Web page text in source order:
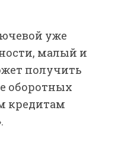
уже
малый и
получить
оборотных
кредитам